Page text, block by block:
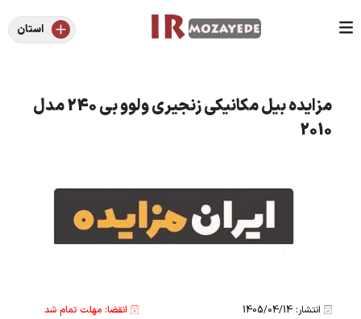
استان
مزایده بیل مکانیکی زنجیری ولوو بی 240 مدل
2010
انتشار: 1405/04/14 انقضا: مهلت تمام شد